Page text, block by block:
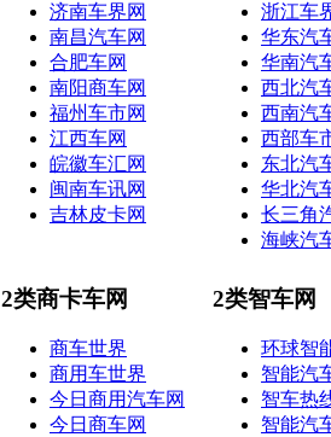
济南车界网
南昌汽车网
合肥车网
南阳商车网
福州车市网
江西车网
皖徽车汇网
闽南车讯网
吉林皮卡网
浙江车
华东汽
华南汽
西北汽
西南汽
西部车
东北汽
华北汽
长三角
海峡汽
2类商卡车网
商车世界
商用车世界
今日商用汽车网
今日商车网
2类智车网
环球智
智能汽
智车热
智能汽